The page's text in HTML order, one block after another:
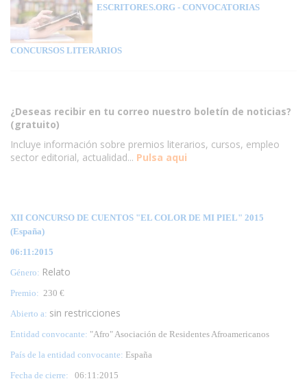
ESCRITORES.ORG - CONVOCATORIAS
CONCURSOS LITERARIOS
¿Deseas recibir en tu correo nuestro boletín de noticias?
(gratuito)
Incluye información sobre premios literarios, cursos, empleo
sector editorial, actualidad... Pulsa aqui
XII CONCURSO DE CUENTOS "EL COLOR DE MI PIEL" 2015
(España)
06:11:2015
Género: Relato
Premio: 230 €
Abierto a: sin restricciones
Entidad convocante: "Afro" Asociación de Residentes Afroamericanos
País de la entidad convocante: España
Fecha de cierre: 06:11:2015